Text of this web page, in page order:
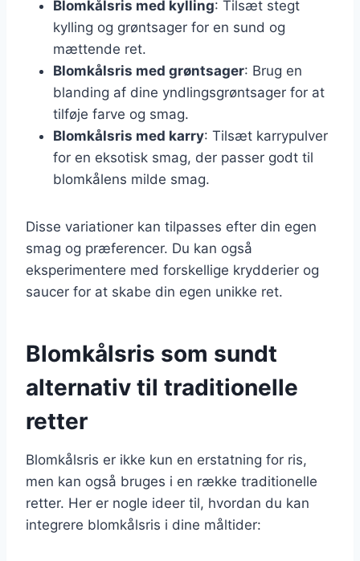
Blomkålsris med kylling: Tilsæt stegt
kylling og grøntsager for en sund og
mættende ret.
Blomkålsris med grøntsager: Brug en
blanding af dine yndlingsgrøntsager for at
tilføje farve og smag.
Blomkålsris med karry: Tilsæt karrypulver
for en eksotisk smag, der passer godt til
blomkålens milde smag.
Disse variationer kan tilpasses efter din egen
smag og præferencer. Du kan også
eksperimentere med forskellige krydderier og
saucer for at skabe din egen unikke ret.
Blomkålsris som sundt
alternativ til traditionelle
retter
Blomkålsris er ikke kun en erstatning for ris,
men kan også bruges i en række traditionelle
retter. Her er nogle ideer til, hvordan du kan
integrere blomkålsris i dine måltider: